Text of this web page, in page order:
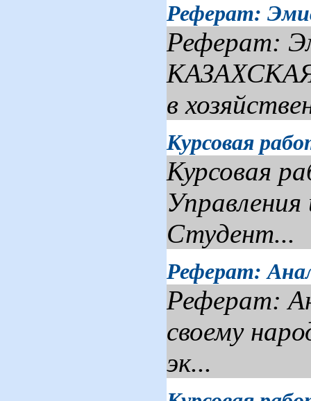
Реферат:
Реферат:
в
Курсовая
Курсовая
Студент...
Реферат:
Реферат:
своему
эк...